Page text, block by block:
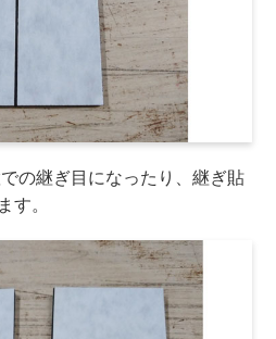
の継ぎ目になったり、継ぎ貼
す。